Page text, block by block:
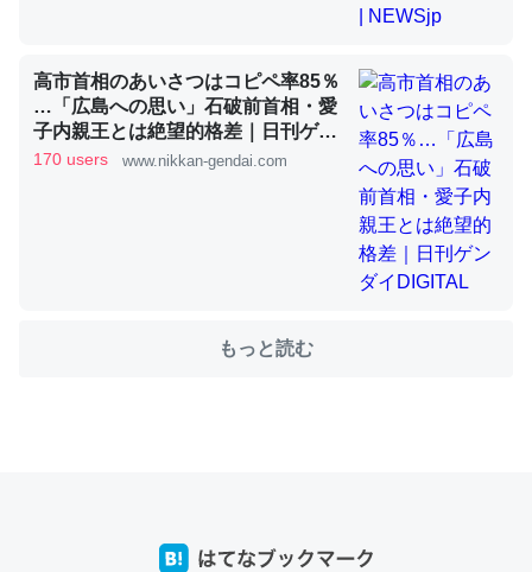
これを元に考えるとカルシウムを大量に使う脊椎動物と貝
類は苦労してるんだな…。腹足類だと殻を無くしてナメク
─ニュース :: 【研究発表】昆虫学の大問題＝「昆虫はなぜ海にいな
高市首相のあいさつはコピペ率85％
…「広島への思い」石破前首相・愛
子内親王とは絶望的格差｜日刊ゲン
ダイDIGITAL
170 users www.nikkan-gendai.com
もっと読む